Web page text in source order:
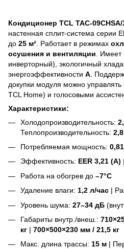
Кондиционер TCL TAC-09CHSA/
настенная сплит-система серии
до 25 м² . Работает в режимах
осушения и вентиляции .
инверторный), экологичный
энергоэффективности А .
докупки модуля можно
TCL Home) и голосовыми
Характеристики:
Холодопроизводительность:
Теплопроизводительность:
Потребляемая мощность:
Эффективность: EER 3,21 (А) |
Работа на обогрев до –7°C
Удаление влаги: 1,2 л/час |
Уровень шума: 27–34 дБ
Габариты внутр./внеш.:
кг | 700×500×230 мм / 21,5 кг
Макс. длина трассы: 15 м |